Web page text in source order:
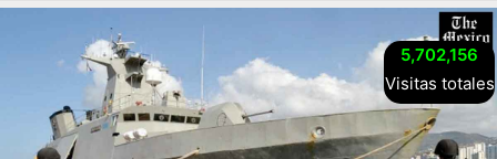
Visitas totales
5,702,156